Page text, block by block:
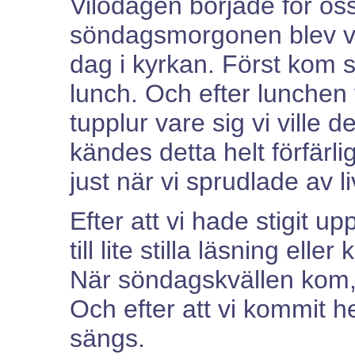
söndagsmorgonen blev
dag i kyrkan. Först kom
lunch. Och efter
tupplur vare sig vi ville
kändes detta helt
just när vi sprudlade av
Efter att vi hade stigit
till lite stilla läsning eller
När söndagskvällen
Och efter att vi kommit
sängs.